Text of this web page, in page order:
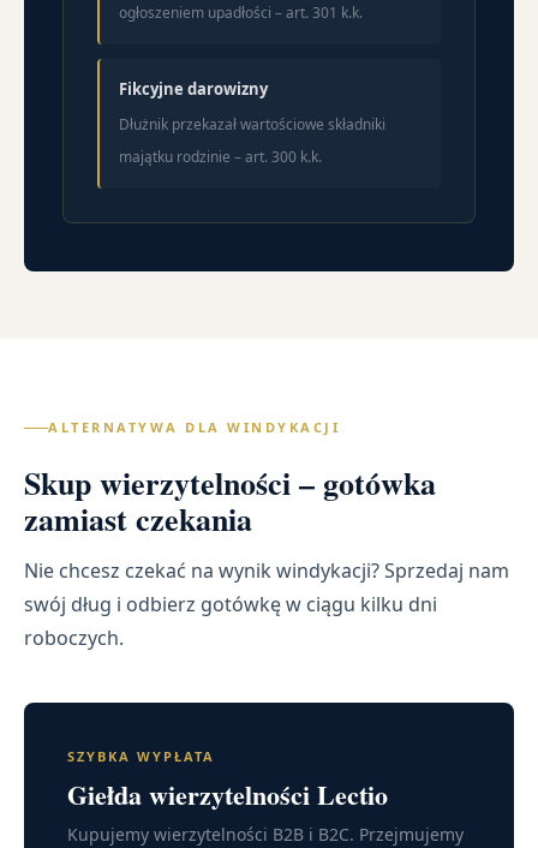
ogłoszeniem upadłości – art. 301 k.k.
Fikcyjne darowizny
Dłużnik przekazał wartościowe składniki
majątku rodzinie – art. 300 k.k.
ALTERNATYWA DLA WINDYKACJI
Skup wierzytelności – gotówka
zamiast czekania
Nie chcesz czekać na wynik windykacji? Sprzedaj nam
swój dług i odbierz gotówkę w ciągu kilku dni
roboczych.
SZYBKA WYPŁATA
Giełda wierzytelności Lectio
Kupujemy wierzytelności B2B i B2C. Przejmujemy